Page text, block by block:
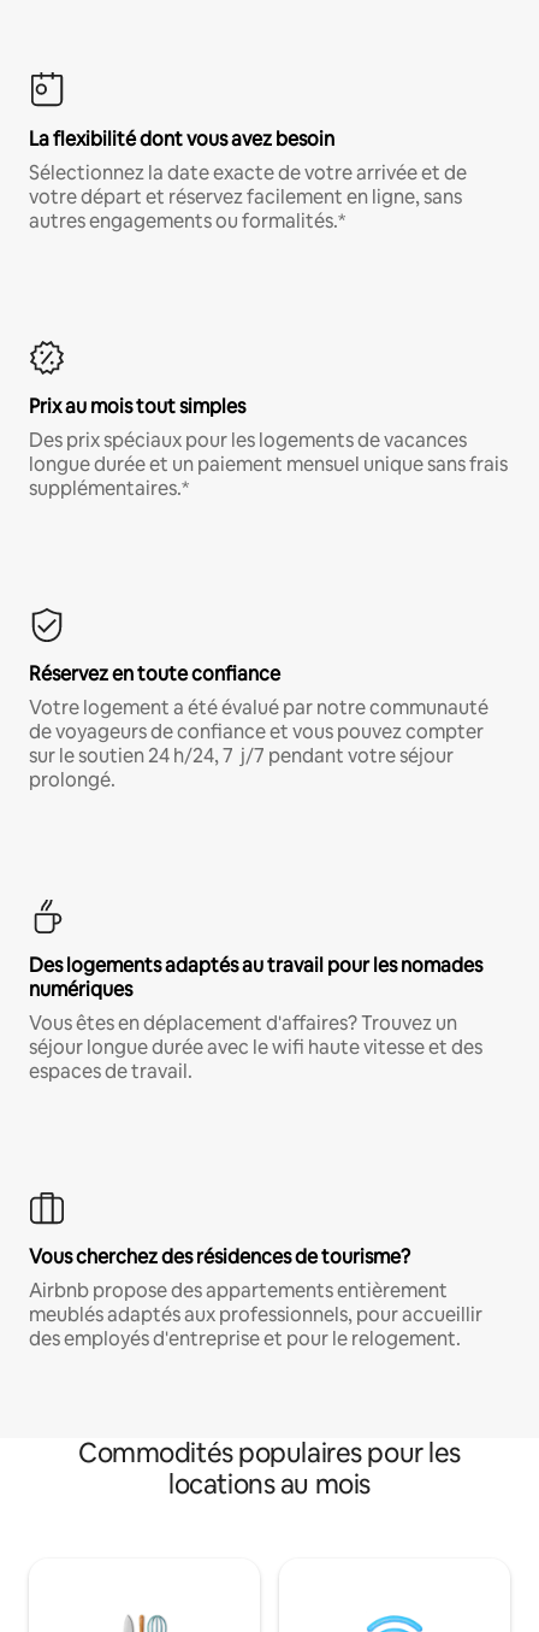
La flexibilité dont vous avez besoin
Sélectionnez la date exacte de votre arrivée et de
votre départ et réservez facilement en ligne, sans
autres engagements ou formalités.*
Prix au mois tout simples
Des prix spéciaux pour les logements de vacances
longue durée et un paiement mensuel unique sans frais
supplémentaires.*
Réservez en toute confiance
Votre logement a été évalué par notre communauté
de voyageurs de confiance et vous pouvez compter
sur le soutien 24 h/24, 7 j/7 pendant votre séjour
prolongé.
Des logements adaptés au travail pour les nomades
numériques
Vous êtes en déplacement d'affaires? Trouvez un
séjour longue durée avec le wifi haute vitesse et des
espaces de travail.
Vous cherchez des résidences de tourisme?
Airbnb propose des appartements entièrement
meublés adaptés aux professionnels, pour accueillir
des employés d'entreprise et pour le relogement.
Commodités populaires pour les
locations au mois